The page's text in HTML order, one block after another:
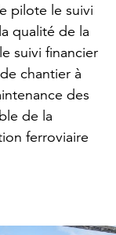
pilote le suivi
qualité de la
suivi financier
chantier à
des
de la
ferroviaire